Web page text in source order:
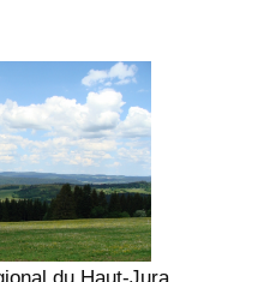
du Haut-Jura